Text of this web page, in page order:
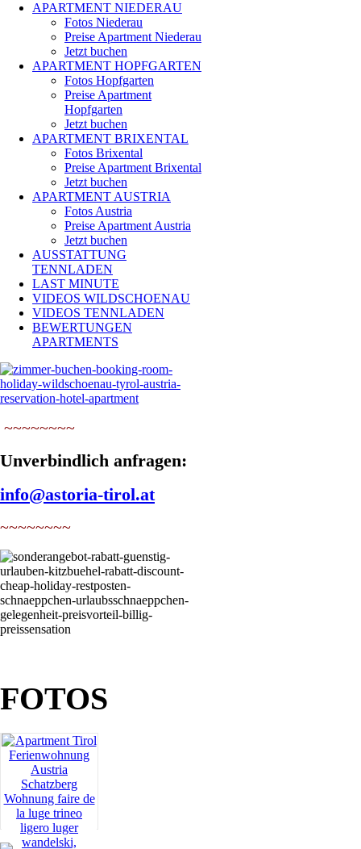
APARTMENT NIEDERAU
Fotos Niederau
Preise Apartment Niederau
Jetzt buchen
APARTMENT HOPFGARTEN
Fotos Hopfgarten
Preise Apartment
Hopfgarten
Jetzt buchen
APARTMENT BRIXENTAL
Fotos Brixental
Preise Apartment Brixental
Jetzt buchen
APARTMENT AUSTRIA
Fotos Austria
Preise Apartment Austria
Jetzt buchen
AUSSTATTUNG
TENNLADEN
LAST MINUTE
VIDEOS WILDSCHOENAU
VIDEOS TENNLADEN
BEWERTUNGEN
APARTMENTS
~~~~~~~~
Unverbindlich anfragen:
info@astoria-tirol.at
~~~~~~~~
FOTOS